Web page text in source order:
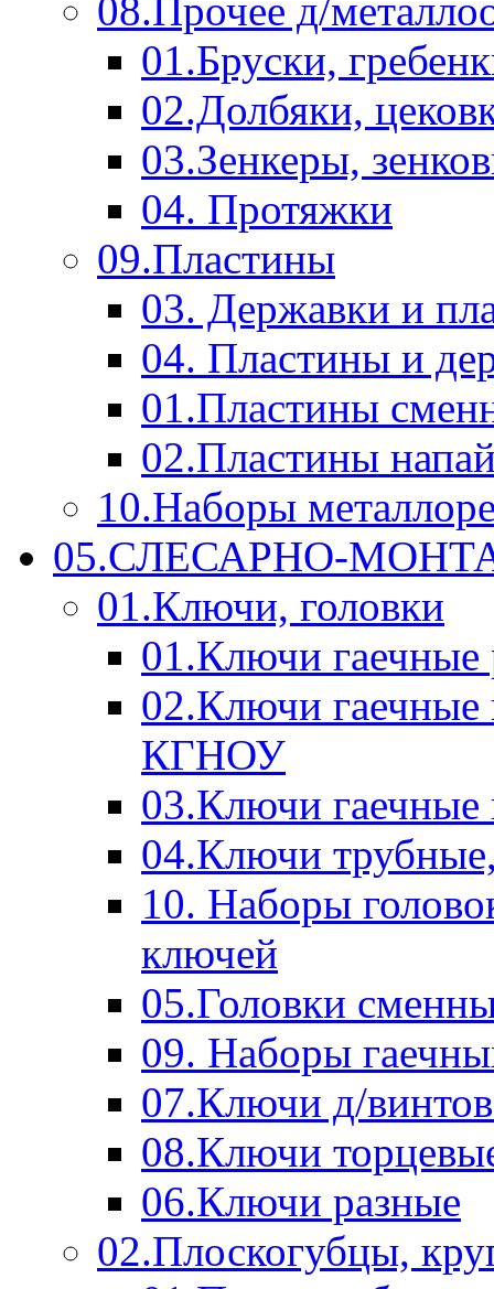
08.Прочее д/
01.Бруски,
02.Долбяки,
03.Зенкеры,
04. Протяжки
09.Пластины
03. Державки и
04. Пластины и
01.Пластины
02.Пластины
10.Наборы
05.СЛЕСАРНО-
01.Ключи, головки
01.Ключи
02.Ключи
КГНОУ
03.Ключи
04.Ключи
10. Наборы
ключей
05.Головки
09. Наборы
07.Ключи д/
08.Ключи
06.Ключи разные
02.Плоскогубцы,